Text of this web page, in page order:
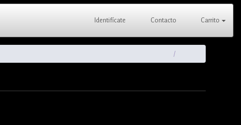
Identifícate Contacto Carrito